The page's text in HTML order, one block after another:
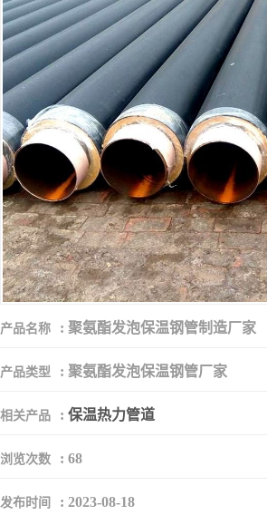
产品名称 : 聚氨酯发泡保温钢管制造厂家
产品类型 : 聚氨酯发泡保温钢管厂家
相关产品 : 保温热力管道
浏览次数 : 68
发布时间 : 2023-08-18